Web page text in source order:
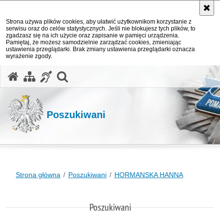
Strona używa plików cookies, aby ułatwić użytkownikom korzystanie z
serwisu oraz do celów statystycznych. Jeśli nie blokujesz tych plików, to
zgadzasz się na ich użycie oraz zapisanie w pamięci urządzenia.
Pamiętaj, że możesz samodzielnie zarządzać cookies, zmieniając
ustawienia przeglądarki. Brak zmiany ustawienia przeglądarki oznacza
wyrażenie zgody.
Poszukiwani
Strona główna Poszukiwani HORMANSKA HANNA
Poszukiwani